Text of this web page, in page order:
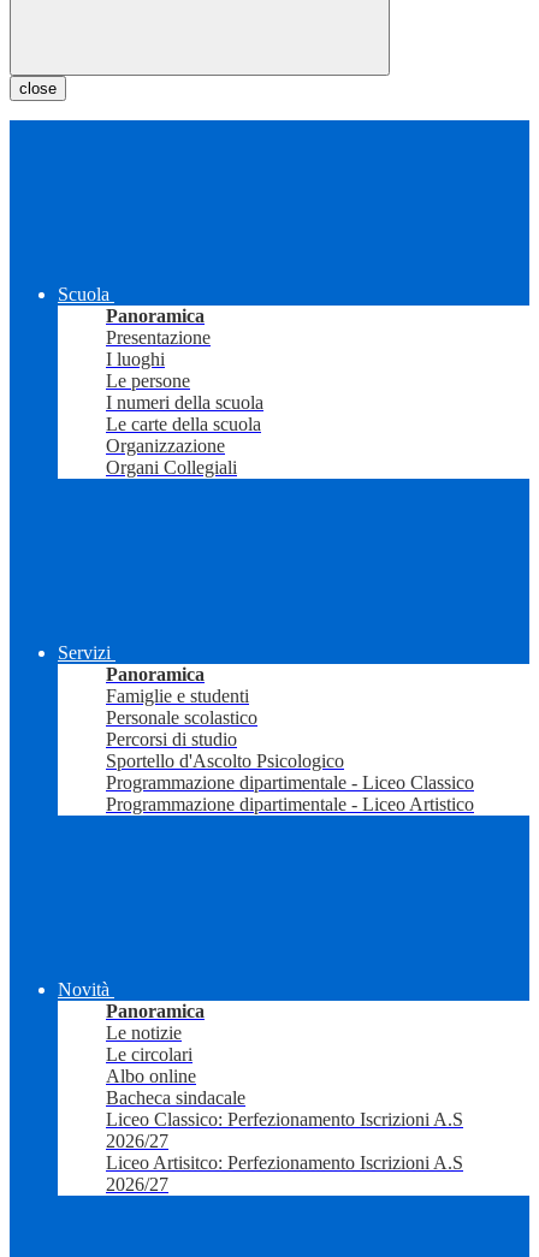
close
Scuola
Panoramica
Presentazione
I luoghi
Le persone
I numeri della scuola
Le carte della scuola
Organizzazione
Organi Collegiali
Servizi
Panoramica
Famiglie e studenti
Personale scolastico
Percorsi di studio
Sportello d'Ascolto Psicologico
Programmazione dipartimentale - Liceo Classico
Programmazione dipartimentale - Liceo Artistico
Novità
Panoramica
Le notizie
Le circolari
Albo online
Bacheca sindacale
Liceo Classico: Perfezionamento Iscrizioni A.S
2026/27
Liceo Artisitco: Perfezionamento Iscrizioni A.S
2026/27